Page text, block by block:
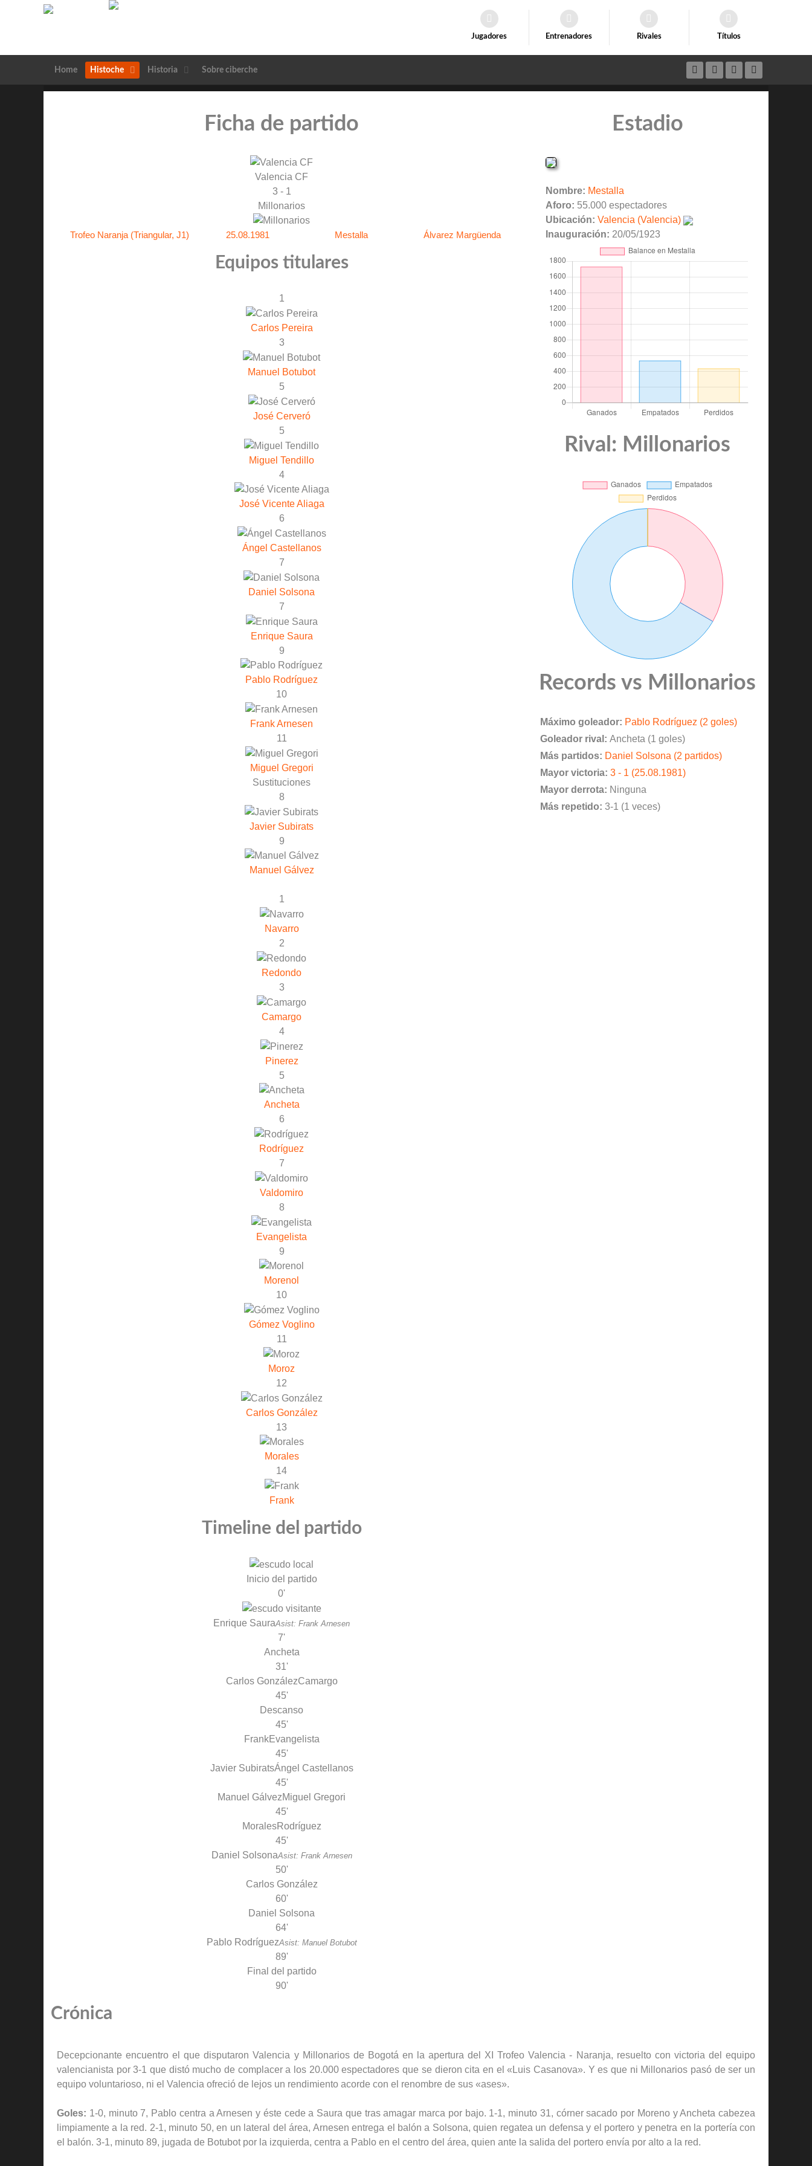
Jugadores Entrenadores Rivales Títulos
Home Histoche Historia Sobre ciberche
Ficha de partido
Valencia CF
3 - 1
Millonarios
Trofeo Naranja (Triangular, J1) 25.08.1981 Mestalla Álvarez Margüenda
Equipos titulares
1
Carlos Pereira
3
Manuel Botubot
5
José Cerveró
5
Miguel Tendillo
4
José Vicente Aliaga
6
Ángel Castellanos
7
Daniel Solsona
7
Enrique Saura
9
Pablo Rodríguez
10
Frank Arnesen
11
Miguel Gregori
Sustituciones
8
Javier Subirats
9
Manuel Gálvez
1
Navarro
2
Redondo
3
Camargo
4
Pinerez
5
Ancheta
6
Rodríguez
7
Valdomiro
8
Evangelista
9
Morenol
10
Gómez Voglino
11
Moroz
12
Carlos González
13
Morales
14
Frank
Timeline del partido
Inicio del partido
0'
Enrique SauraAsist: Frank Arnesen
7'
Ancheta
31'
Carlos GonzálezCamargo
45'
Descanso
45'
FrankEvangelista
45'
Javier SubiratsÁngel Castellanos
45'
Manuel GálvezMiguel Gregori
45'
MoralesRodríguez
45'
Daniel SolsonaAsist: Frank Arnesen
50'
Carlos González
60'
Daniel Solsona
64'
Pablo RodríguezAsist: Manuel Botubot
89'
Final del partido
90'
Estadio
Nombre: Mestalla
Aforo: 55.000 espectadores
Ubicación: Valencia (Valencia)
Inauguración: 20/05/1923
Rival: Millonarios
Records vs Millonarios
Máximo goleador: Pablo Rodríguez (2 goles)
Goleador rival: Ancheta (1 goles)
Más partidos: Daniel Solsona (2 partidos)
Mayor victoria: 3 - 1 (25.08.1981)
Mayor derrota: Ninguna
Más repetido: 3-1 (1 veces)
Crónica
Decepcionante encuentro el que disputaron Valencia y Millonarios de Bogotá en la apertura del XI Trofeo Valencia - Naranja, resuelto con victoria del equipo
valencianista por 3-1 que distó mucho de complacer a los 20.000 espectadores que se dieron cita en el «Luis Casanova». Y es que ni Millonarios pasó de ser un
equipo voluntarioso, ni el Valencia ofreció de lejos un rendimiento acorde con el renombre de sus «ases».
Goles: 1-0, minuto 7, Pablo centra a Arnesen y éste cede a Saura que tras amagar marca por bajo. 1-1, minuto 31, córner sacado por Moreno y Ancheta cabezea
limpiamente a la red. 2-1, minuto 50, en un lateral del área, Arnesen entrega el balón a Solsona, quien regatea un defensa y el portero y penetra en la portería con
el balón. 3-1, minuto 89, jugada de Botubot por la izquierda, centra a Pablo en el centro del área, quien ante la salida del portero envía por alto a la red.